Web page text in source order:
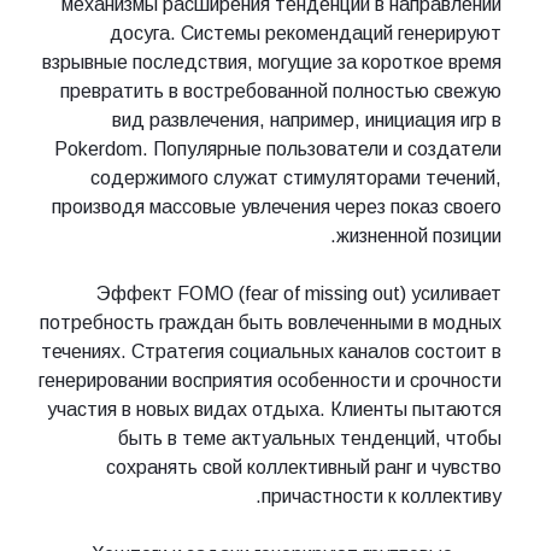
механизмы расширения тенденций в
досуга. Системы рекомендаций
взрывные последствия, могущие за
превратить в востребованной
вид развлечения, например,
Pokerdom. Популярные пользователи и
содержимого служат стимуляторами
производя массовые увлечения через
жизненной
Эффект FOMO (fear of missing out)
потребность граждан быть вовлеченными
течениях. Стратегия социальных каналов
генерировании восприятия особенности и
участия в новых видах отдыха. Клиенты
быть в теме актуальных
сохранять свой коллективный ранг
причастности к